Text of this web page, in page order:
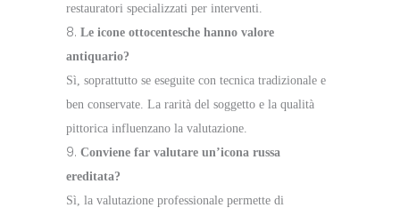
restauratori specializzati per interventi.
Le icone ottocentesche hanno valore
antiquario?
Sì, soprattutto se eseguite con tecnica tradizionale e
ben conservate. La rarità del soggetto e la qualità
pittorica influenzano la valutazione.
Conviene far valutare un’icona russa
ereditata?
Sì, la valutazione professionale permette di